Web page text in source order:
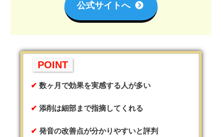
公式サイトへ
POINT
数ヶ月で効果を実感する人が多い
添削は細部まで指摘してくれる
発音の改善点が分かりやすいと評判